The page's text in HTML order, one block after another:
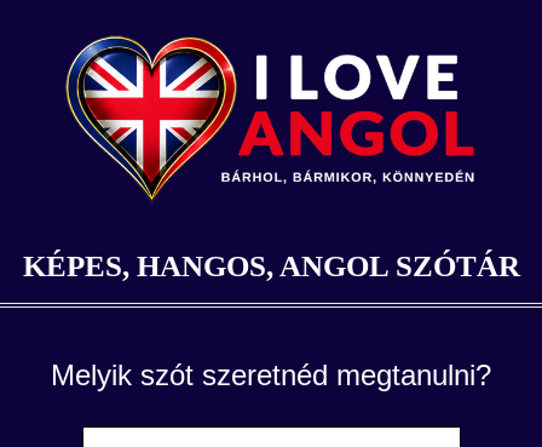
KÉPES, HANGOS, ANGOL SZÓTÁR
Melyik szót szeretnéd megtanulni?